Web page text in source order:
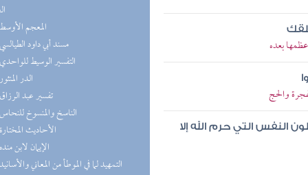
(1) المعجم
(1) مسند أبي داود
(1) التفسير الوسيط
(1) الدر
(1) تفسير عبد
(1) الناسخ والمنسوخ
(1) الأحاديث
(1) الإيمان لابن
(1) التمهيد لما في الموطأ من المعاني
بعده
والحج
النفس التي حرم الله إلا